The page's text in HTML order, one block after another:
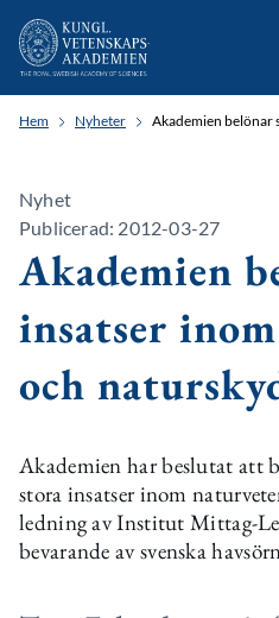
Hem Nyheter Akademien belönar
Nyhet
Publicerad: 2012-03-27
Akademien
insatser
och
Akademien har beslutat att
stora insatser inom
ledning av Institut Mittag-
bevarande av svenska